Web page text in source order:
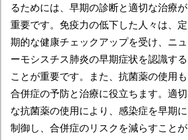
るためには、早期の診断と適切な治療が
重要です。免疫力の低下した人々は、定
期的な健康チェックアップを受け、ニュ
ーモシスチス肺炎の早期症状を認識する
ことが重要です。また、抗菌薬の使用も
合併症の予防と治療に役立ちます。適切
な抗菌薬の使用により、感染症を早期に
制御し、合併症のリスクを減らすことが